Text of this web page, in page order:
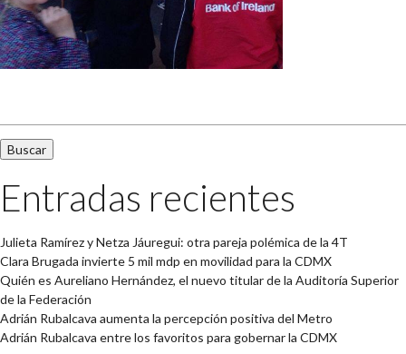
Entradas recientes
Julieta Ramírez y Netza Jáuregui: otra pareja polémica de la 4T
Clara Brugada invierte 5 mil mdp en movilidad para la CDMX
Quién es Aureliano Hernández, el nuevo titular de la Auditoría Superior
de la Federación
Adrián Rubalcava aumenta la percepción positiva del Metro
Adrián Rubalcava entre los favoritos para gobernar la CDMX